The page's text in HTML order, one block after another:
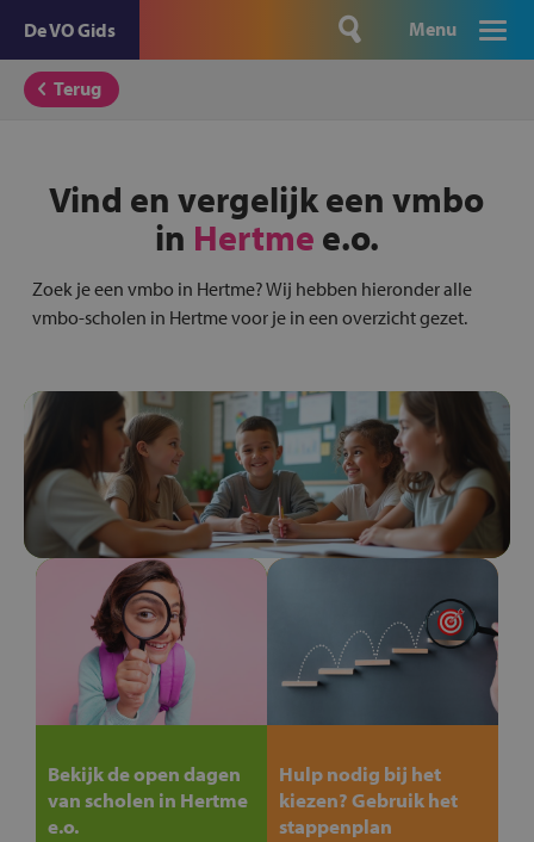
De VO Gids Menu
Terug
Vind en vergelijk een vmbo
in Hertme e.o.
Zoek je een vmbo in Hertme? Wij hebben hieronder alle
vmbo-scholen in Hertme voor je in een overzicht gezet.
Bekijk de open dagen
van scholen in Hertme
e.o.
Hulp nodig bij het
kiezen? Gebruik het
stappenplan